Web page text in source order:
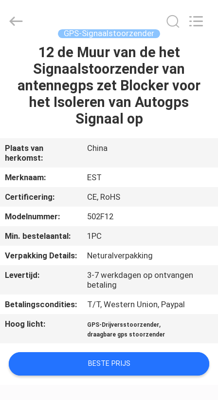
PRODUCTEN
ONGEVEER
ONS
FABRIEKSRONDLEIDING
KWALITEITSCONTROLE
CONTACTEER
ONS
NIEUWS
OFFERTE
ELECTRONICS(HK)
CO.,LTD.
GPS-Signaalstoorzender
12 de Muur van de het
Signaalstoorzender van
antennegps zet Blocker voor
het Isoleren van Autogps
Signaal op
Plaats van
herkomst:
China
Merknaam:
EST
Certificering:
CE, RoHS
Modelnummer:
502F12
Min. bestelaantal:
1PC
Verpakking Details:
Neturalverpakking
Levertijd:
3-7 werkdagen op ontvangen
betaling
Betalingscondities:
T/T, Western Union, Paypal
Hoog licht:
GPS-Drijversstoorzender,
draagbare gps stoorzender
BESTE PRIJS